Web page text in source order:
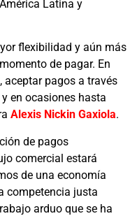
Latina y
flexibilidad y aún más
de pagar. En
aceptar pagos a través
en ocasiones hasta
Alexis Nickin Gaxiola.
de pagos
comercial estará
de una economía
competencia justa
arduo que se ha